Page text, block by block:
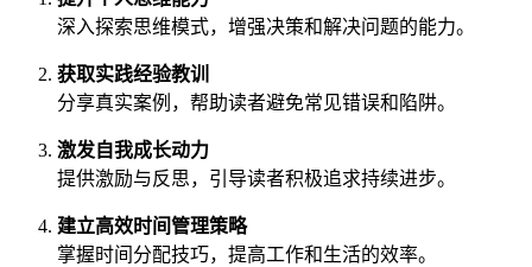
深入探索思维模式，增强决策和解决问题的能力。
获取实践经验教训
分享真实案例，帮助读者避免常见错误和陷阱。
激发自我成长动力
提供激励与反思，引导读者积极追求持续进步。
建立高效时间管理策略
掌握时间分配技巧，提高工作和生活的效率。